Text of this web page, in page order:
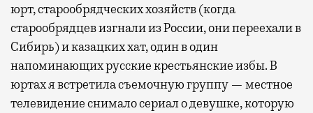
юрт, старообрядческих хозяйств (когда
старообрядцев изгнали из России, они переехали в
Сибирь) и казацких хат, один в один
напоминающих русские крестьянские избы. В
юртах я встретила съемочную группу — местное
телевидение снимало сериал о девушке, которую